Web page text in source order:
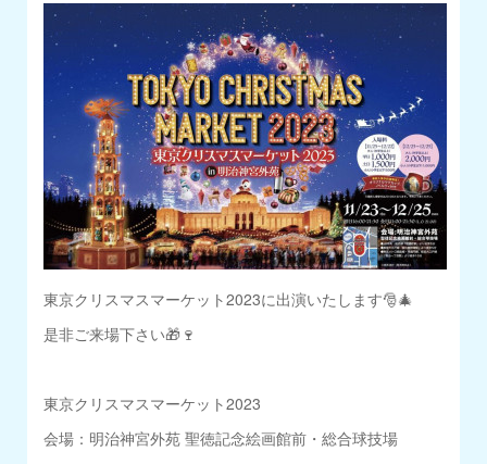
東京クリスマスマーケット2023に出演いたします🎅🎄
是非ご来場下さい🎁🍷
東京クリスマスマーケット2023
会場：明治神宮外苑 聖徳記念絵画館前・総合球技場